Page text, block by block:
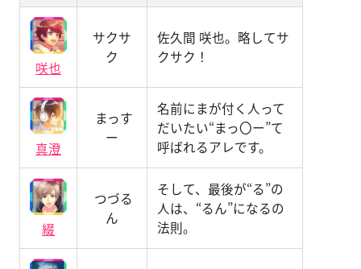
咲也
サクサ
ク
佐久間 咲也。略してサ
クサク！
真澄
まっす
ー
名前にまが付く人って
だいたい“まっ〇ー”て
呼ばれるアレです。
綴
つづる
ん
そして、最後が“る”の
人は、“るん”になるの
法則。